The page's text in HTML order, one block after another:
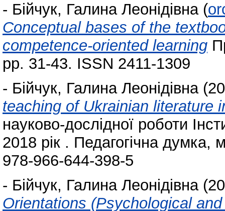
- Бійчук, Галина Леонідівна (
Conceptual bases of the
competence-oriented learning
pp. 31-43. ISSN 2411-1309
- Бійчук, Галина Леонідівна
teaching of Ukrainian literature
науково-дослідної роботи
2018 рік . Педагогічна думка,
978-966-644-398-5
- Бійчук, Галина Леонідівна
Orientations (Psychological